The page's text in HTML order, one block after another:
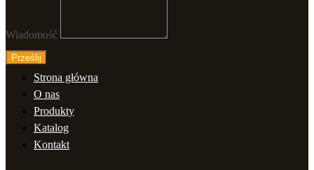
Wiadomość
Prześlij
Strona główna
O nas
Produkty
Katalog
Kontakt